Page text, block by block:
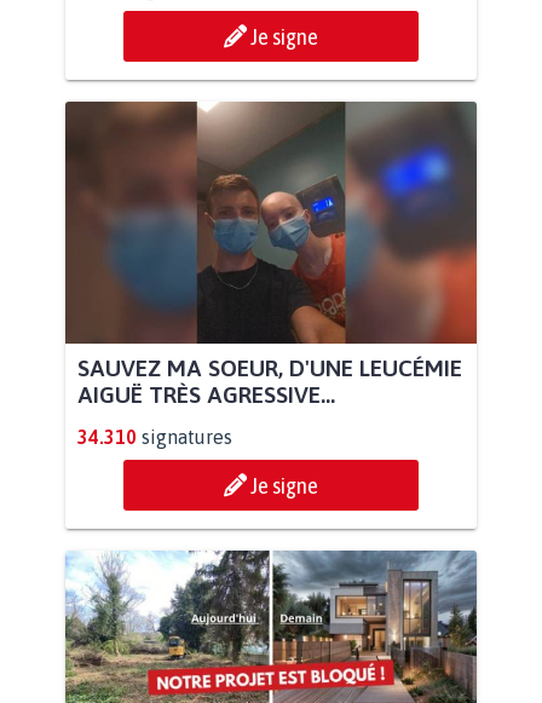
Je signe
SAUVEZ MA SOEUR, D'UNE LEUCÉMIE
AIGUË TRÈS AGRESSIVE...
34.310 signatures
Je signe